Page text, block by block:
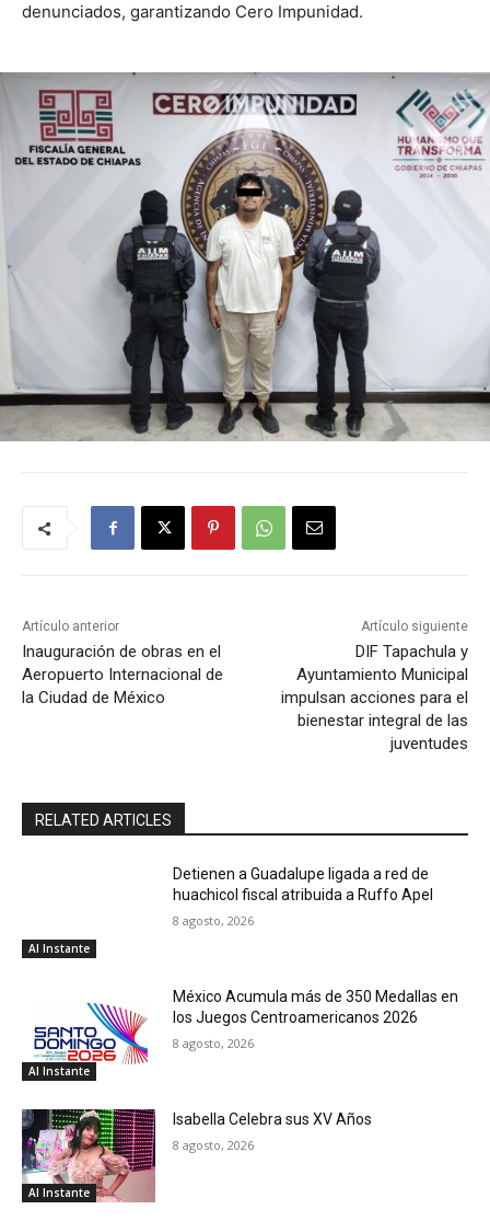
denunciados, garantizando Cero Impunidad.
Artículo anterior
Inauguración de obras en el
Aeropuerto Internacional de
la Ciudad de México
Artículo siguiente
DIF Tapachula y
Ayuntamiento Municipal
impulsan acciones para el
bienestar integral de las
juventudes
RELATED ARTICLES
Al Instante
Detienen a Guadalupe ligada a red de
huachicol fiscal atribuida a Ruffo Apel
8 agosto, 2026
Al Instante
México Acumula más de 350 Medallas en
los Juegos Centroamericanos 2026
8 agosto, 2026
Al Instante
Isabella Celebra sus XV Años
8 agosto, 2026